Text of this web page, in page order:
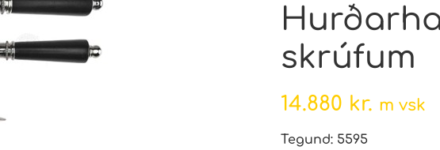
skrúfum
14.880 kr. m vsk
Tegund: 5595